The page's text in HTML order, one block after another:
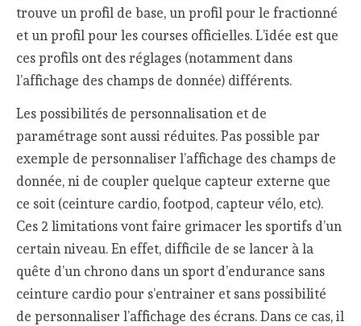
trouve un profil de base, un profil pour le fractionné
et un profil pour les courses officielles. L’idée est que
ces profils ont des réglages (notamment dans
l’affichage des champs de donnée) différents.
Les possibilités de personnalisation et de
paramétrage sont aussi réduites. Pas possible par
exemple de personnaliser l’affichage des champs de
donnée, ni de coupler quelque capteur externe que
ce soit (ceinture cardio, footpod, capteur vélo, etc).
Ces 2 limitations vont faire grimacer les sportifs d’un
certain niveau. En effet, difficile de se lancer à la
quête d’un chrono dans un sport d’endurance sans
ceinture cardio pour s’entrainer et sans possibilité
de personnaliser l’affichage des écrans. Dans ce cas, il